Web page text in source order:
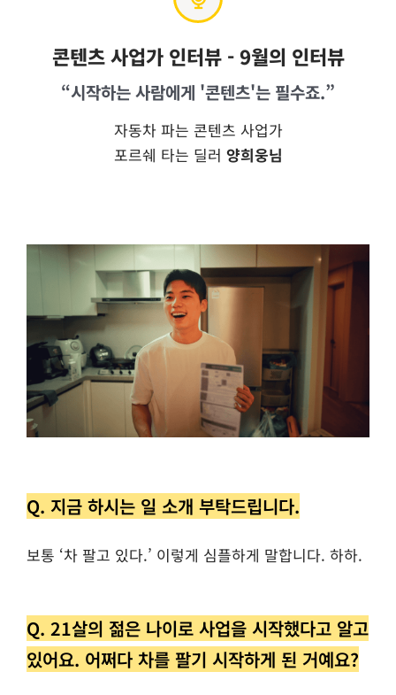
콘텐츠 사업가 인터뷰 - 9월의 인터뷰
“시작하는 사람에게 '콘텐츠'는 필수죠.”
자동차 파는 콘텐츠 사업가
포르쉐 타는 딜러 양희웅님
Q. 지금 하시는 일 소개 부탁드립니다.
보통 ‘차 팔고 있다.’ 이렇게 심플하게 말합니다. 하하.
Q. 21살의 젊은 나이로 사업을 시작했다고 알고
있어요. 어쩌다 차를 팔기 시작하게 된 거예요?